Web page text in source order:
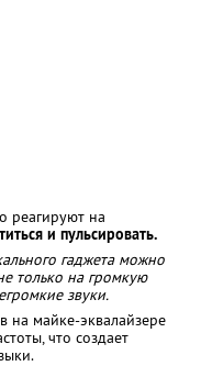
реагируют на
и пульсировать.
гаджета можно
только на громкую
звуки.
на майке-эквалайзере
что создает